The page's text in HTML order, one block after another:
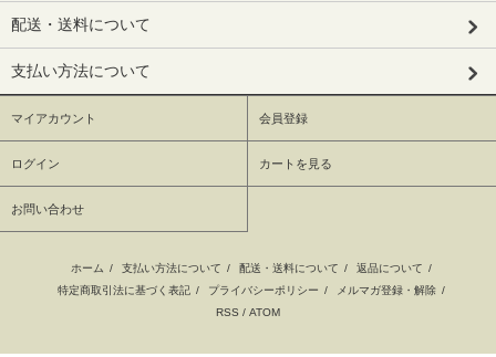
配送・送料について
支払い方法について
マイアカウント 会員登録
ログイン カートを見る
お問い合わせ
ホーム / 支払い方法について / 配送・送料について / 返品について /
特定商取引法に基づく表記 / プライバシーポリシー / メルマガ登録・解除 /
RSS / ATOM